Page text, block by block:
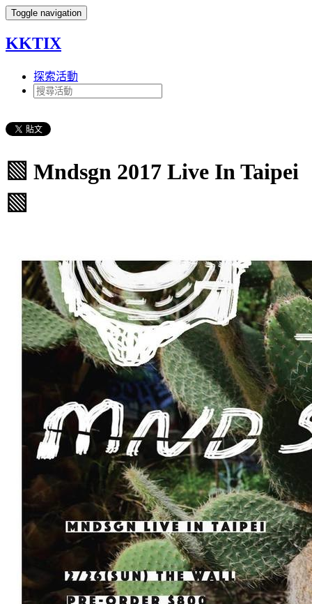
Toggle navigation
KKTIX
探索活動
▧ Mndsgn 2017 Live In Taipei
▧